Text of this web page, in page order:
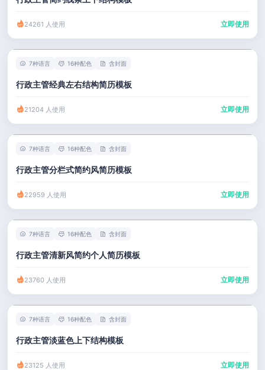
24261 人使用 立即使用
7种语言 16种配色 含封面
行政主管经典左右结构简历模板
21204 人使用 立即使用
7种语言 16种配色 含封面
行政主管分栏式简约风简历模板
22959 人使用 立即使用
7种语言 16种配色 含封面
行政主管清新风简约个人简历模板
23760 人使用 立即使用
7种语言 16种配色 含封面
行政主管淡蓝色上下结构模板
23125 人使用 立即使用